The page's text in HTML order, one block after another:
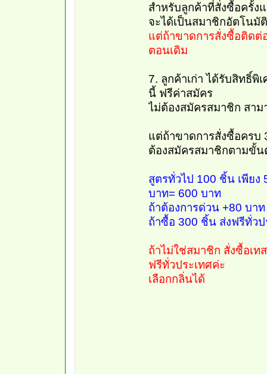
สำหรับลูกค้าที่สั่งซื้อครั้ง
จะได้เป็นสมาชิกอัตโนมั
แต่ถ้าขาดการสั่งซื้อติด
ตอนเดิม
7. ลูกค้าเก่า ได้รับสิทธิ์พิ
นี้ ฟรีค่าสมัคร
ไม่ต้องสมัครสมาชิก สา
แต่ถ้าขาดการสั่งซื้อครบ
ต้องสมัครสมาชิกตามขั้
สูตรทั่วไป 100 ชิ้น เพียง
บาท= 600 บาท
ถ้าต้องการด่วน +80 บา
ถ้าซื้อ 300 ชิ้น ส่งฟรีทั่วป
ถ้าไม่ใช่สมาชิก สั่งซื้อเท
ฟรีทั่วประเทศค่ะ
เลือกกลิ่นได้